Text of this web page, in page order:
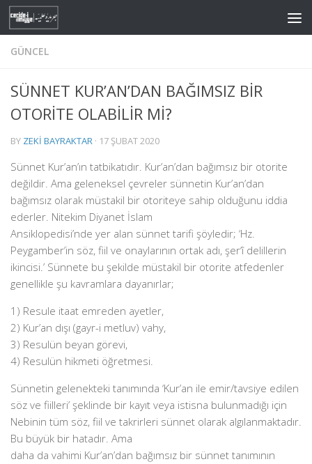
Skip to content
GÜNCEL
SÜNNET KUR’AN’DAN BAĞIMSIZ BİR
OTORİTE OLABİLİR Mİ?
BY ZEKI BAYRAKTAR · 17 ŞUBAT 2020
Sünnet Kur’an’ın tatbikatıdır. Kur’an’dan bağımsız bir otorite
değildir. Ama geleneksel çevreler sünnetin Kur’an’dan
bağımsız olarak müstakil bir otoriteye sahip olduğunu iddia
ederler. Nitekim Diyanet İslam
Ansiklopedisi’nde yer alan sünnet tarifi şöyledir; ‘Hz.
Peygamber’in söz, fiil ve onaylarının ortak adı, şer‘î delillerin
ikincisi.’ Sünnete bu şekilde müstakil bir otorite atfedenler
genellikle şu kavramlara dayanırlar;
1) Resule itaat emreden ayetler,
2) Kur’an dışı (gayr-i metluv) vahy,
3) Resulün beyan görevi,
4) Resulün hikmeti öğretmesi.
Sünnetin gelenekteki tanımında ‘Kur’an ile emir/tavsiye edilen
söz ve fiilleri’ şeklinde bir kayıt veya istisna bulunmadığı için
Nebinin tüm söz, fiil ve takrirleri sünnet olarak algılanmaktadır.
Bu büyük bir hatadır. Ama
daha da vahimi Kur’an’dan bağımsız bir sünnet tanımının